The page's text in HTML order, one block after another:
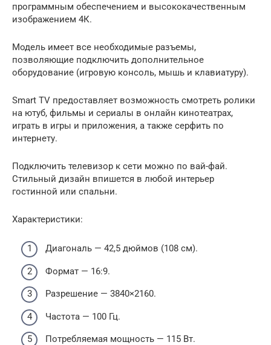
программным обеспечением и высококачественным
изображением 4К.
Модель имеет все необходимые разъемы,
позволяющие подключить дополнительное
оборудование (игровую консоль, мышь и клавиатуру).
Smart TV предоставляет возможность смотреть ролики
на ютуб, фильмы и сериалы в онлайн кинотеатрах,
играть в игры и приложения, а также серфить по
интернету.
Подключить телевизор к сети можно по вай-фай.
Стильный дизайн впишется в любой интерьер
гостинной или спальни.
Характеристики:
Диагональ — 42,5 дюймов (108 см).
Формат — 16:9.
Разрешение — 3840×2160.
Частота — 100 Гц.
Потребляемая мощность — 115 Вт.